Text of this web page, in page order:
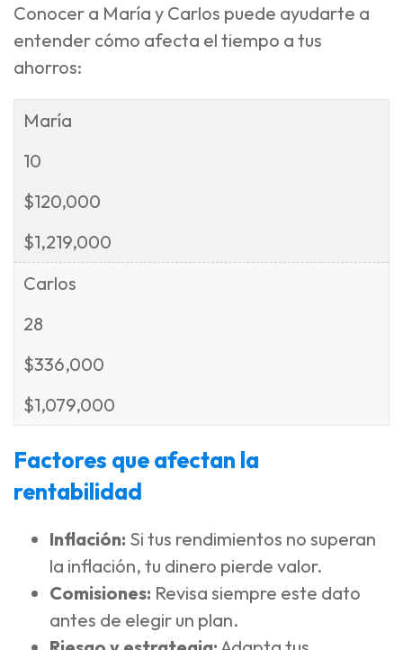
Conocer a María y Carlos puede ayudarte a
entender cómo afecta el tiempo a tus
ahorros:
María
10
$120,000
$1,219,000
Carlos
28
$336,000
$1,079,000
Factores que afectan la
rentabilidad
Inflación: Si tus rendimientos no superan
la inflación, tu dinero pierde valor.
Comisiones: Revisa siempre este dato
antes de elegir un plan.